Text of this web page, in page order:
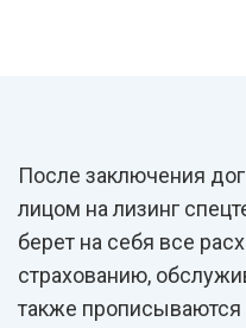
После заключения
лицом на лизинг
берет на себя все
страхованию,
также прописываются